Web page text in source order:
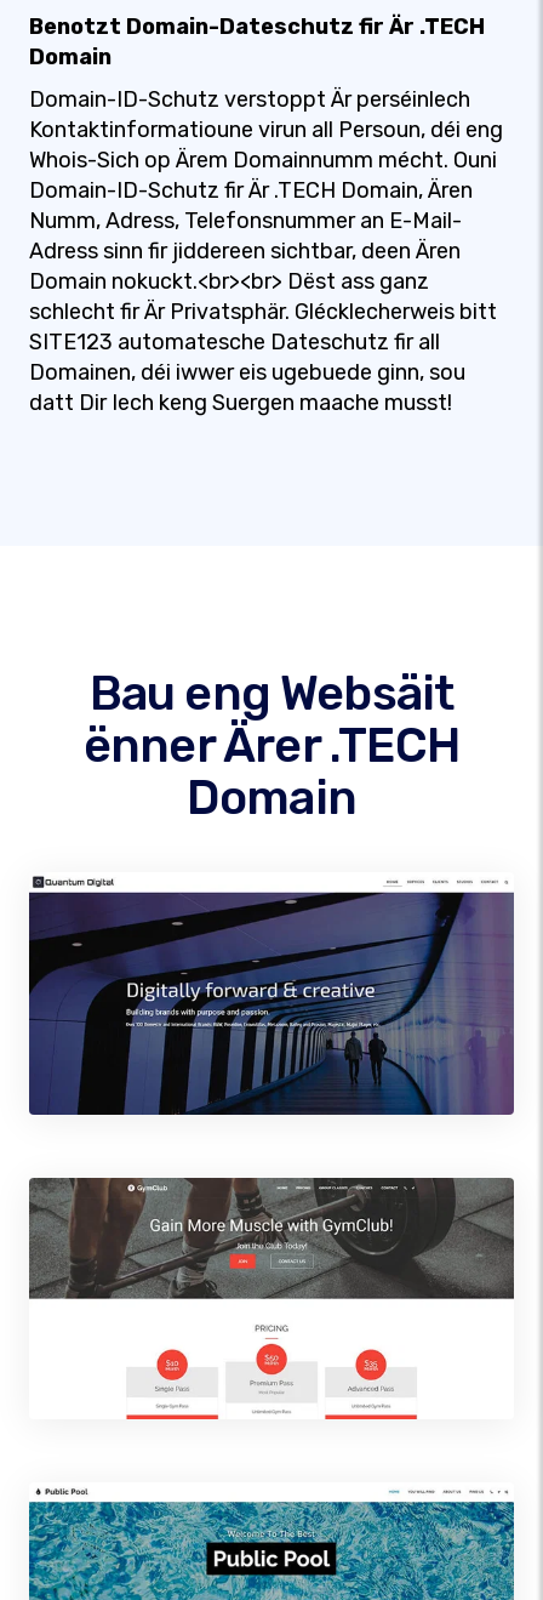
Benotzt Domain-Dateschutz fir Är .TECH
Domain
Domain-ID-Schutz verstoppt Är perséinlech
Kontaktinformatioune virun all Persoun, déi eng
Whois-Sich op Ärem Domainnumm mécht. Ouni
Domain-ID-Schutz fir Är .TECH Domain, Ären
Numm, Adress, Telefonsnummer an E-Mail-
Adress sinn fir jiddereen sichtbar, deen Ären
Domain nokuckt.<br><br> Dëst ass ganz
schlecht fir Är Privatsphär. Glécklecherweis bitt
SITE123 automatesche Dateschutz fir all
Domainen, déi iwwer eis ugebuede ginn, sou
datt Dir Iech keng Suergen maache musst!
Bau eng Websäit
ënner Ärer .TECH
Domain